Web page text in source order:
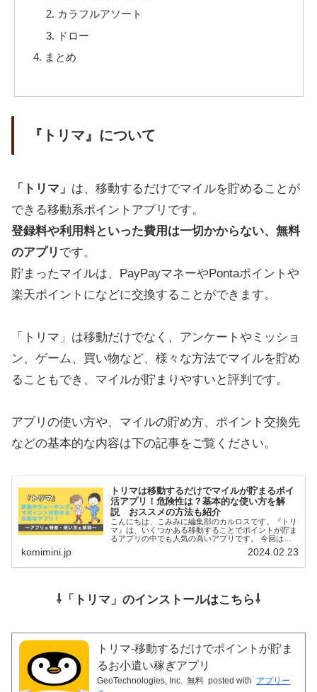
カラフルアソート
ドロー
まとめ
『トリマ』について
「トリマ」 は、移動するだけでマイルを貯めることが
できる移動系ポイントアプリです。
登録料や利用料といった費用は一切かからない、無料
のアプリ です。
貯まったマイルは、PayPayマネーやPontaポイントや
楽天ポイントになどに交換することができます。
「トリマ」は移動だけでなく、アンケートやミッショ
ン、ゲーム、買い物など、様々な方法でマイルを貯め
ることもでき、マイルが貯まりやすいと評判です。
アプリの使い方や、マイルの貯め方、ポイント交換先
などの基本的な内容は下の記事をご覧ください。
トリマは移動するだけでマイルが貯まるポイ
活アプリ！危険性は？基本的な使い方を解
説 おススメの方法も紹介
こんにちは、こみみに編集部のカルロスです。『トリ
マ』は、いくつかある移動することでポイントが貯ま
るアプリの中でも人気の高いアプリです。 今回は、
komimini.jp 2024.02.23
⇩「トリマ」のインストールはこちら⇩
トリマ-移動するだけでポイントが貯ま
るお小遣い稼ぎアプリ
GeoTechnologies, Inc. 無料 posted with アプリー